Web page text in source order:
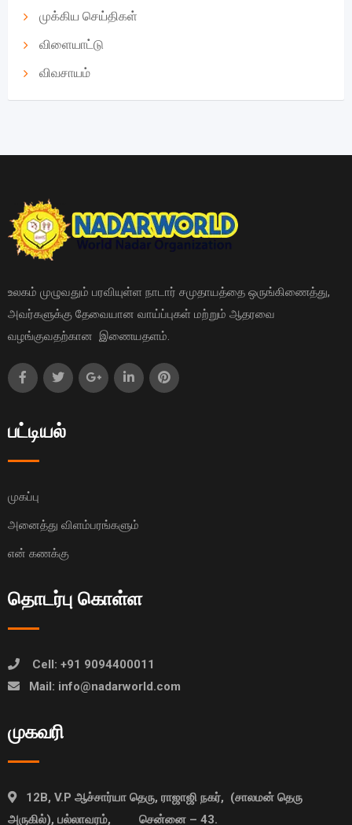
முக்கிய செய்திகள்
விளையாட்டு
விவசாயம்
உலகம் முழுவதும் பரவியுள்ள நாடார் சமுதாயத்தை ஒருங்கிணைத்து,
அவர்களுக்கு தேவையான வாய்ப்புகள் மற்றும் ஆதரவை
வழங்குவதற்கான இணையதளம்.
பட்டியல்
முகப்பு
அனைத்து விளம்பரங்களும்
என் கணக்கு
தொடர்பு கொள்ள
Cell: +91 9094400011
Mail: info@nadarworld.com
முகவரி
12B, V.P ஆச்சார்யா தெரு, ராஜாஜி நகர், (சாலமன் தெரு
அருகில்), பல்லாவரம், சென்னை – 43.